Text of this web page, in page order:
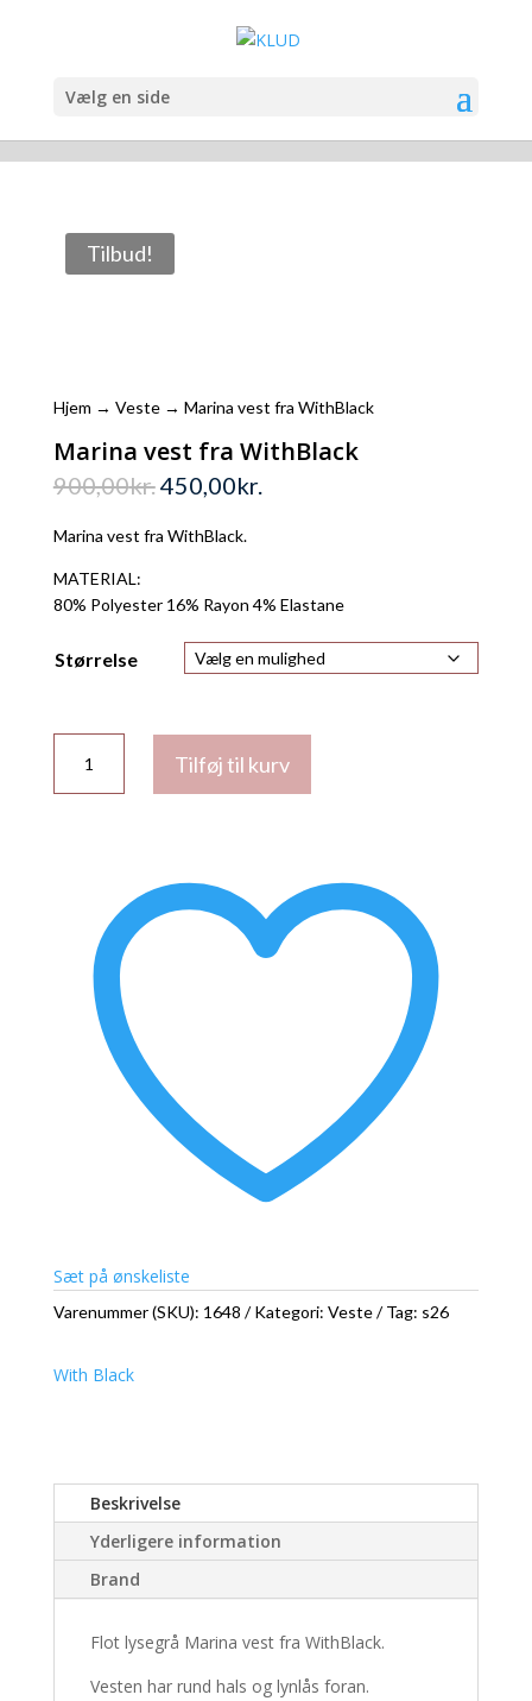
Vælg en side
Tilbud!
Hjem → Veste→ Marina vest fra WithBlack
Marina vest fra WithBlack
900,00kr.450,00kr.
Marina vest fra WithBlack.
MATERIAL:
80% Polyester 16% Rayon 4% Elastane
Størrelse
vest
fra
Tilføj til kurv
Sæt på ønskeliste
Varenummer (SKU): 1648 Kategori: Veste Tag: s26
With Black
Beskrivelse
Yderligere information
Brand
Flot lysegrå Marina vest fra WithBlack.
Vesten har rund hals og lynlås foran.